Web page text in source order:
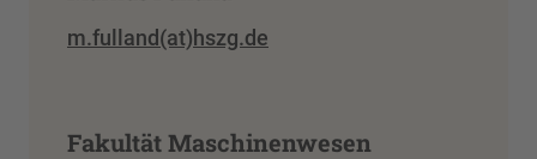
m.fulland(at)hszg.de
Fakultät Maschinenwesen